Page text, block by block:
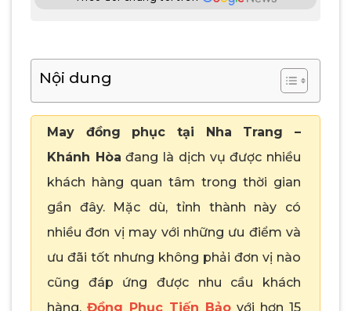
Nội dung
May đồng phục tại Nha Trang –
Khánh Hòa đang là dịch vụ được nhiều
khách hàng quan tâm trong thời gian
gần đây. Mặc dù, tỉnh thành này có
nhiều đơn vị may với những ưu điểm và
ưu đãi tốt nhưng không phải đơn vị nào
cũng đáp ứng được nhu cầu khách
hàng. Đồng Phục Tiến Bảo với hơn 15